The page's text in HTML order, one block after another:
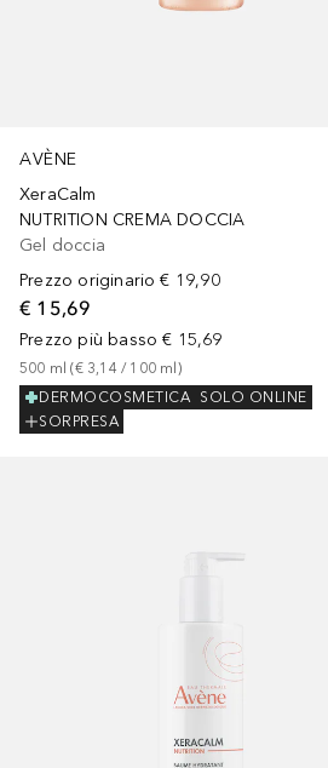
AVÈNE
XeraCalm
NUTRITION CREMA DOCCIA
Gel doccia
Prezzo originario € 19,90
€ 15,69
Prezzo più basso € 15,69
500 ml (€ 3,14 / 100 ml )
DERMOCOSMETICA
SOLO ONLINE
SORPRESA